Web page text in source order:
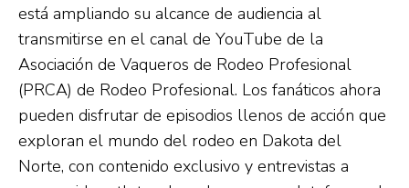
está ampliando su alcance de audiencia al
transmitirse en el canal de YouTube de la
Asociación de Vaqueros de Rodeo Profesional
(PRCA) de Rodeo Profesional. Los fanáticos ahora
pueden disfrutar de episodios llenos de acción que
exploran el mundo del rodeo en Dakota del
Norte, con contenido exclusivo y entrevistas a